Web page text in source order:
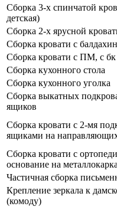
Сборка 3-х спинчатой
детская)
Сборка 2-х ярусной
Сборка кровати с
Сборка кровати с ПМ, с
Сборка кухонного стола
Сборка кухонного уголка
Сборка выкатных
ящиков
Сборка кровати с 2-мя
ящиками на
Сборка кровати с
основание на
Частичная сборка
Крепление зеркала к
(комоду)